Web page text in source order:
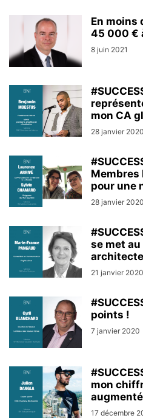
En moins
45 000 €
8 juin 2021
mon CA
28 janvier 2020
Membres
pour une
28 janvier 2020
se met au
21 janvier 2020
points !
7 janvier 2020
mon
17 décembre